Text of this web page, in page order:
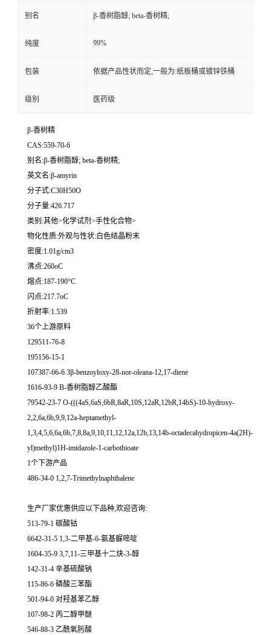
别名 β-香树脂醇; beta-香树精;
纯度 99%
包装 依据产品性状而定,一般为:纸板桶或镀锌铁桶
级别 医药级
β-香树精
CAS:559-70-6
别名:β-香树脂醇; beta-香树精;
英文名:β-amyrin
分子式:C30H50O
分子量:426.717
类别:其他>化学试剂>手性化合物>
物化性质:外观与性状:白色结晶粉末
密度:1.01g/cm3
沸点:260oC
熔点:187-190°C
闪点:217.7oC
折射率:1.539
36个上游原料
129511-76-8
195156-15-1
107387-66-6 3β-benzoyloxy-28-nor-oleana-12,17-diene
1616-93-9 Β-香树脂醇乙酸酯
79542-23-7 O-(((4aS,6aS,6bR,8aR,10S,12aR,12bR,14bS)-10-hydroxy-
2,2,6a,6b,9,9,12a-heptamethyl-
1,3,4,5,6,6a,6b,7,8,8a,9,10,11,12,12a,12b,13,14b-octadecahydropicen-4a(2H)-
yl)methyl)1H-imidazole-1-carbothioate
1个下游产品
486-34-0 1,2,7-Trimethylnaphthalene
生产厂家优惠供应以下品种,欢迎咨询:
513-79-1 碳酸钴
6642-31-5 1,3-二甲基-6-氨基脲嘧啶
1604-35-9 3,7,11-三甲基十二炔-3-醇
142-31-4 辛基硫酸钠
115-86-6 磷酸三苯酯
501-94-0 对羟基苯乙醇
107-98-2 丙二醇甲醚
546-88-3 乙酰氧肟酸